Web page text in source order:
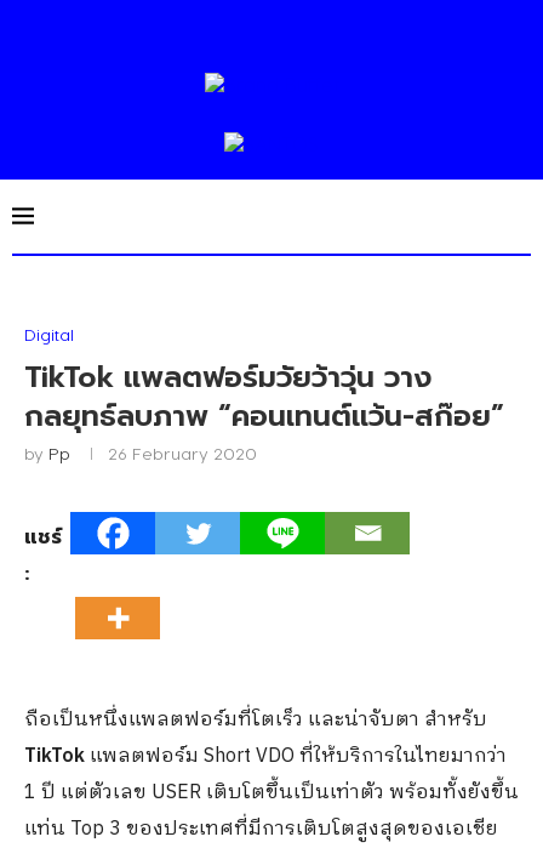
Digital
TikTok ​แพลตฟอร์มวัยว้าวุ่น วาง
กลยุทธ์ลบภาพ “คอนเทนต์แว้น-สก๊อย”​
by Pp 26 February 2020
แชร์
:
ถือเป็นหนึ่งแพลตฟอร์มที่โตเร็ว และน่าจับตา สำหรับ
TikTok​ แพลตฟอร์ม Short VDO ที่ให้บริการในไทยมากว่า
1 ปี แต่ตัวเลข USER เติบโตขึ้นเป็นเท่าตัว พร้อมทั้งยังขึ้น
แท่น Top 3 ของประเทศที่มีการเติบโตสูงสุดของเอเชีย